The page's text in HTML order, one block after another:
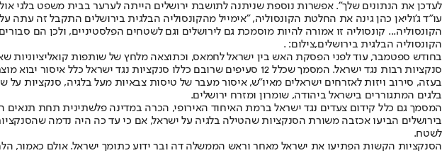
לעדכן את הנתונים שלך". אפשרות נוספת שניתנה לתושבת ירושלים הייתה לערער בבית משפט בלגי
עו"ד ג'וליאן כהן גינה את החלטת הקונסוליה, "אימייל מהקונסוליה הבלגית בירושלים התקבל זה עתה
הקונסוליה... קונסוליה זו אמורה להיות מוסמכת גם לירושלים וגם לשטחים הפלסטיניים, ולכן הם
הקונסוליה הבלגית בירושלים,צילום: .
בחודש ספטמבר, עוד לפני הפסקת האש בין ישראל לחמאס, וכתוצאה מלחץ של שותפות
סנקציות רבות נגד ישראל. המסמך שכלל 12 סעיפים שרובם כללו סנקציות
בעזה, סירוב ויזות לאזרחים ישראלים מאיו"ש, איסור מעבר של טיסות צבאיות מעל בלגיה, סנקציות
בלגים המתגוררים בישראל ביהודה, שומרון ומזרח ירושלים.
המסמך גם כלל קידום צעדים נגד ישראל ברמת האיחוד האירופי, הכרה במדינה פלשתינית תחת תנאים
בירושלים הביעו אכזבה משורת הסנקציות שהטילה בלגיה על ישראל, אם כי עד כה היה נדמה
לשטח.
הסנקציות הקשות הפתיעו את ישראל מאחר וראש הממשלה דה ובר ידוע כתומך ישראל. אולם כאמור,